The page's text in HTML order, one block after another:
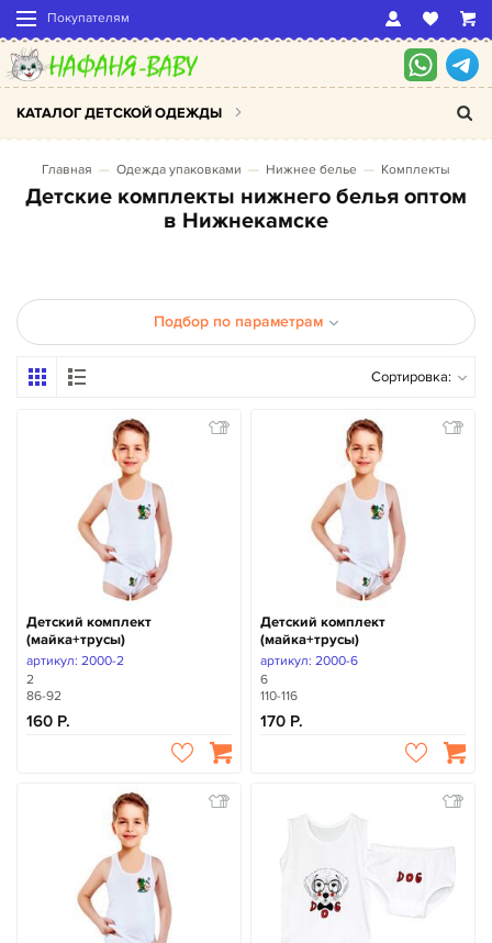
Покупателям
КАТАЛОГ ДЕТСКОЙ ОДЕЖДЫ
Главная Одежда упаковками Нижнее белье Комплекты
Детские комплекты нижнего белья оптом
в Нижнекамске
Подбор по параметрам
Сортировка:
Детский комплект
(майка+трусы)
артикул: 2000-2
2
86-92
160
Детский комплект
(майка+трусы)
артикул: 2000-6
6
110-116
170